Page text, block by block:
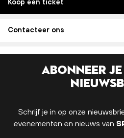
Koop een ticket
Contacteer ons
Abonneer
Schrijf je in op onze
evenementen en nieuws van